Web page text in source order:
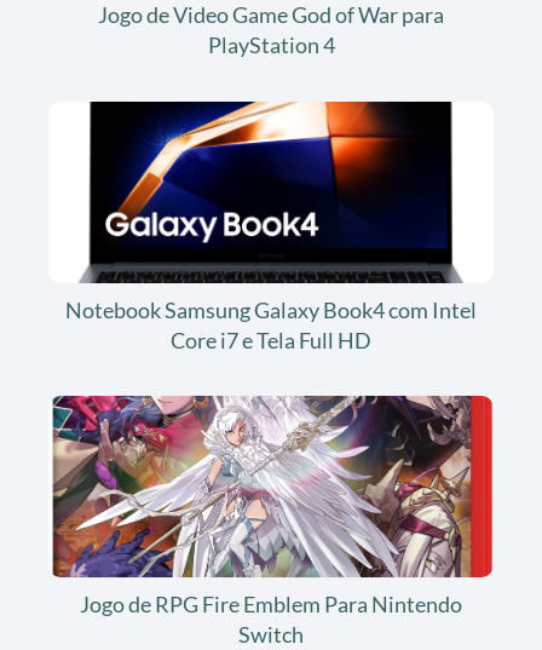
Jogo de Video Game God of War para
PlayStation 4
Notebook Samsung Galaxy Book4 com Intel
Core i7 e Tela Full HD
Jogo de RPG Fire Emblem Para Nintendo
Switch